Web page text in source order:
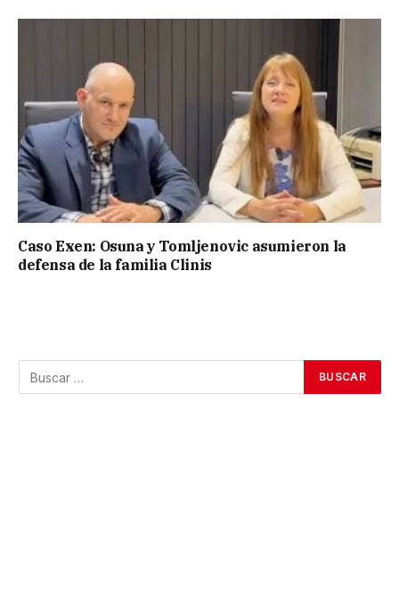
Caso Exen: Osuna y Tomljenovic asumieron la
defensa de la familia Clinis